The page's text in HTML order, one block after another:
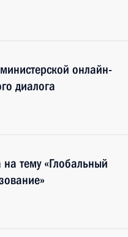
онлайн-
диалога
на тему «Глобальный